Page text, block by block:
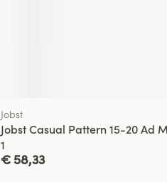
Jobst
Jobst Casual Pattern 15-20 Ad
1
€ 58,33